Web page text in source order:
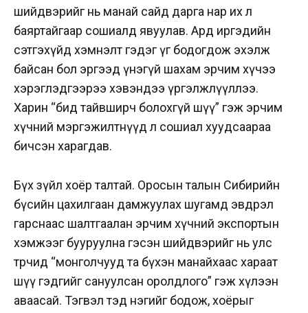
шийдвэрийг нь манай сайд дарга нар их л
баяртайгаар сошиалд явуулав. Ард иргэдийн
сэтгэхүйд хэмнэлт гэдэг үг бодогдож эхэлж
байсан бол эргээд үнэгүй шахам эрчим хүчээ
хэрэглэдгээрээ хэвэндээ үргэлжлүүллээ.
Харин “бид тайвширч болохгүй шүү” гэж эрчим
хүчний мэргэжилтнүүд л сошиал хуудсаараа
бичсэн харагдав.
Бүх зүйл хоёр талтай. Оросын талын Сибирийн
бүсийн цахилгаан дамжуулах шугамд эвдрэл
гарснаас шалтгаалан эрчим хүчний экспортын
хэмжээг бууруулна гэсэн шийдвэрийг нь улс
төрчид “монголчууд та бүхэн манайхаас хараат
шүү гэдгийг сануулсан оролдлого” гэж хүлээн
аваасай. Тэгвэл тэд нэгийг бодож, хоёрыг